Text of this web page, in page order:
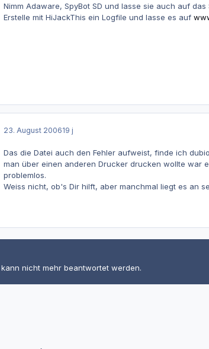
Nimm Adaware, SpyBot SD und lasse sie auch auf das
Erstelle mit HiJackThis ein Logfile und lasse es auf
23. August 200619 j
Das die Datei auch den Fehler aufweist, finde ich
man über einen anderen Drucker drucken wollte war
problemlos.
Weiss nicht, ob's Dir hilft, aber manchmal liegt es an
nicht mehr beantwortet werden.